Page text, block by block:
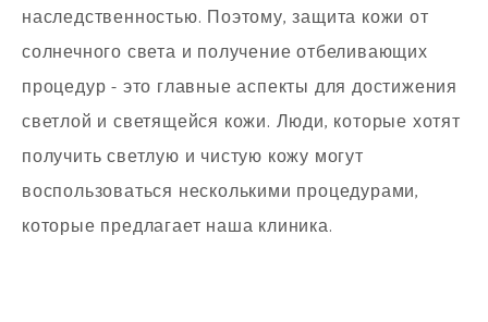
наследственностью. Поэтому, защита кожи от
солнечного света и получение отбеливающих
процедур - это главные аспекты для достижения
светлой и светящейся кожи. Люди, которые хотят
получить светлую и чистую кожу могут
воспользоваться несколькими процедурами,
которые предлагает наша клиника.